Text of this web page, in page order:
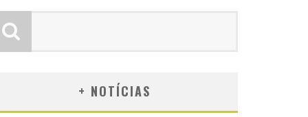
+ NOTÍCIAS